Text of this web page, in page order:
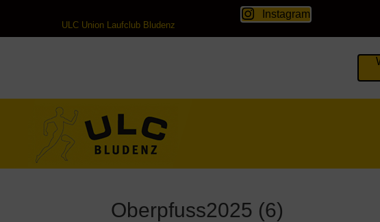
ULC Union Laufclub Bludenz
Instagram
Oberpfuss2025 (6)